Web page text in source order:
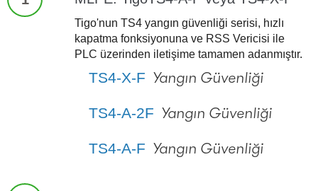
Tigo'nun TS4 yangın güvenliği serisi, hızlı
kapatma fonksiyonuna ve RSS Vericisi ile
PLC üzerinden iletişime tamamen adanmıştır.
TS4-X-F Yangın Güvenliği
TS4-A-2F Yangın Güvenliği
TS4-A-F Yangın Güvenliği